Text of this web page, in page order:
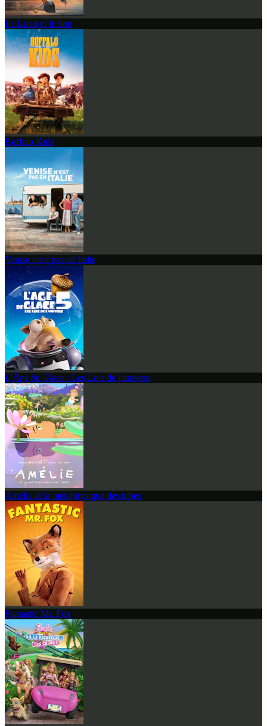
Le Loup et le lion
Buffalo Kids
Venise n'est pas en Italie
L'Âge de Glace : Les Lois de l'univers
Amélie et la métaphysique des tubes
Fantastic Mr. Fox